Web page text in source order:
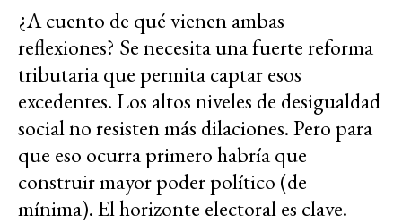
¿A cuento de qué vienen ambas
reflexiones? Se necesita una fuerte reforma
tributaria que permita captar esos
excedentes. Los altos niveles de desigualdad
social no resisten más dilaciones. Pero para
que eso ocurra primero habría que
construir mayor poder político (de
mínima). El horizonte electoral es clave.